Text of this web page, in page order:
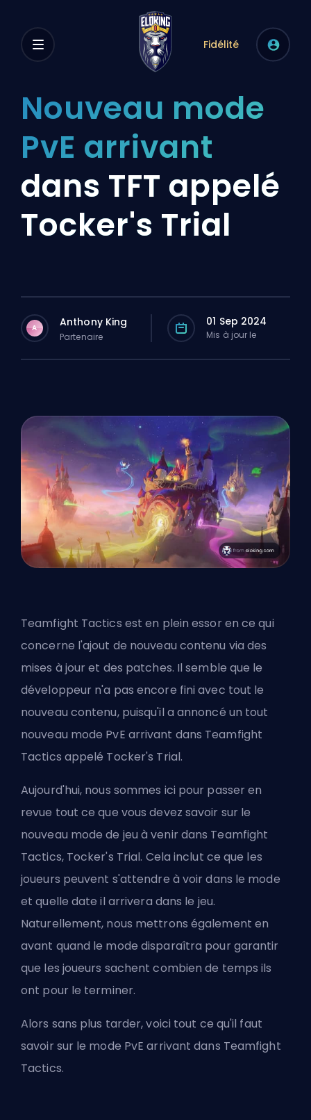
Fidélité
Nouveau mode
PvE arrivant
dans TFT appelé
Tocker's Trial
A Anthony King
Partenaire
01 Sep 2024
Mis à jour le
Teamfight Tactics est en plein essor en ce qui
concerne l'ajout de nouveau contenu via des
mises à jour et des patches. Il semble que le
développeur n'a pas encore fini avec tout le
nouveau contenu, puisqu'il a annoncé un tout
nouveau mode PvE arrivant dans Teamfight
Tactics appelé Tocker's Trial.
Aujourd'hui, nous sommes ici pour passer en
revue tout ce que vous devez savoir sur le
nouveau mode de jeu à venir dans Teamfight
Tactics, Tocker's Trial. Cela inclut ce que les
joueurs peuvent s'attendre à voir dans le mode
et quelle date il arrivera dans le jeu.
Naturellement, nous mettrons également en
avant quand le mode disparaîtra pour garantir
que les joueurs sachent combien de temps ils
ont pour le terminer.
Alors sans plus tarder, voici tout ce qu'il faut
savoir sur le mode PvE arrivant dans Teamfight
Tactics.